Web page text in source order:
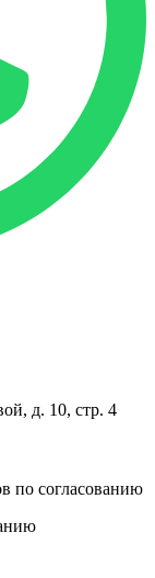
д. 10, стр. 4
по согласованию